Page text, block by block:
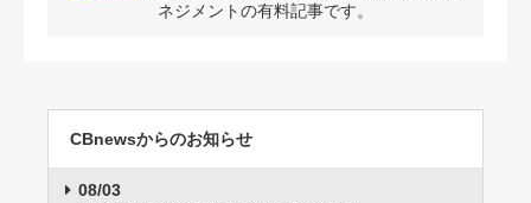
ネジメントの有料記事です。
CBnewsからのお知らせ
08/03